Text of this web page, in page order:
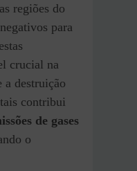
regiões do
para
crucial na
a destruição
contribui
de gases
o